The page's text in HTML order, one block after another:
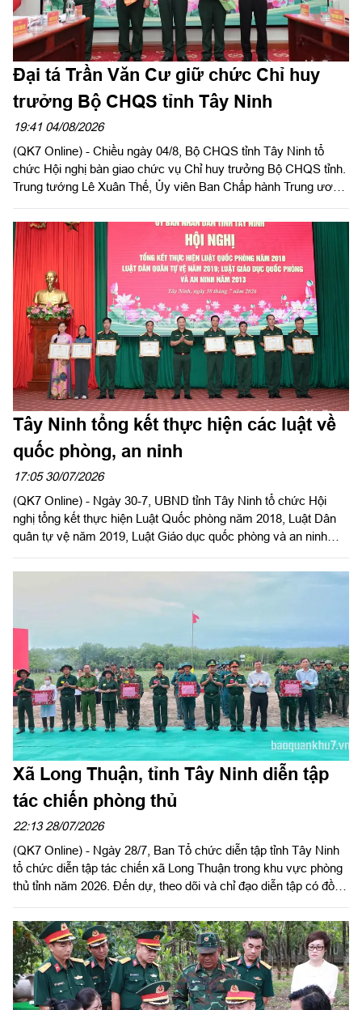
Đại tá Trần Văn Cư giữ chức Chỉ huy
trưởng Bộ CHQS tỉnh Tây Ninh
19:41 04/08/2026
(QK7 Online) - Chiều ngày 04/8, Bộ CHQS tỉnh Tây Ninh tổ
chức Hội nghị bàn giao chức vụ Chỉ huy trưởng Bộ CHQS tỉnh.
Trung tướng Lê Xuân Thế, Ủy viên Ban Chấp hành Trung ương
lệnh Quân khu 7 và đồng chí Nguyễn Văn Quyết, Ủy viên Ban
Chấp hành Trung ương Đảng, Bí thư Tỉnh ủy, Bí thư Đảng ủy
Quân sự tỉnh đồng chủ trì hội nghị.
Tây Ninh tổng kết thực hiện các luật về
quốc phòng, an ninh
17:05 30/07/2026
(QK7 Online) - Ngày 30-7, UBND tỉnh Tây Ninh tổ chức Hội
nghị tổng kết thực hiện Luật Quốc phòng năm 2018, Luật Dân
quân tự vệ năm 2019, Luật Giáo dục quốc phòng và an ninh
khu 7 dự và phát biểu chỉ đạo. Đại tá Trần Đình Hưng, Phó Chỉ
UBND tỉnh chủ trì hội nghị. Dự Hội nghị có Đại tá Bùi Đăng
Ninh, Chính ủy Bộ CHQS tỉnh.
Xã Long Thuận, tỉnh Tây Ninh diễn tập
tác chiến phòng thủ
22:13 28/07/2026
(QK7 Online) - Ngày 28/7, Ban Tổ chức diễn tập tỉnh Tây Ninh
tổ chức diễn tập tác chiến xã Long Thuận trong khu vực phòng
thủ tỉnh năm 2026. Đến dự, theo dõi và chỉ đạo diễn tập có đồng
ban tổ chức diễn tập tỉnh; Đại tá Trần Đình Hưng, Phó Chỉ huy
trưởng, Tham mưu trưởng Bộ CHQS tỉnh, Ủy viên Ban Chỉ đạo
diễn tập tỉnh, Phó Trưởng ban thường trực Ban tổ chức diễn tập
tỉnh; Đại tá Phạm Ngọc Thạch, Phó Chỉ huy trưởng Bộ CHQS
tỉnh.